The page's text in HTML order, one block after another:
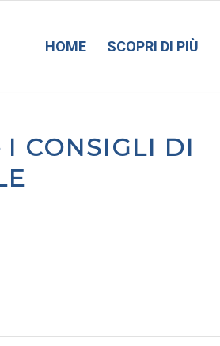
HOME SCOPRI DI PIÙ
CONSIGLI DI